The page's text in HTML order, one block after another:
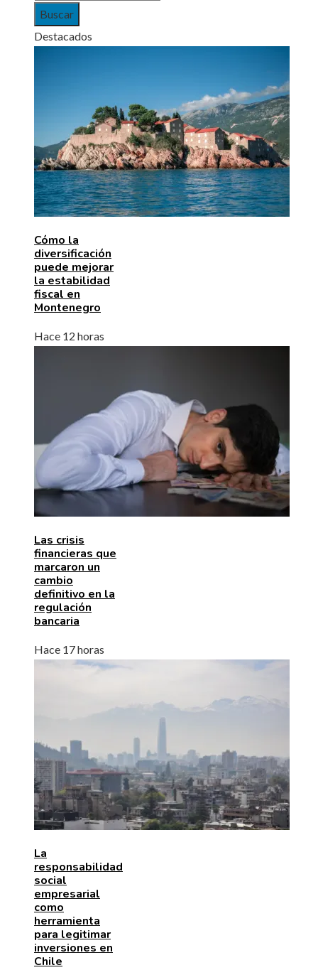
Destacados
Cómo la
diversificación
puede mejorar
la estabilidad
fiscal en
Montenegro
Hace 12 horas
Las crisis
financieras que
marcaron un
cambio
definitivo en la
regulación
bancaria
Hace 17 horas
La
responsabilidad
social
empresarial
como
herramienta
para legitimar
inversiones en
Chile